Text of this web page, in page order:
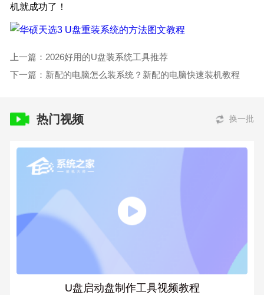
机就成功了！
上一篇：2026好用的U盘装系统工具推荐
下一篇：新配的电脑怎么装系统？新配的电脑快速装机教程
热门视频 换一批
U盘启动盘制作工具视频教程